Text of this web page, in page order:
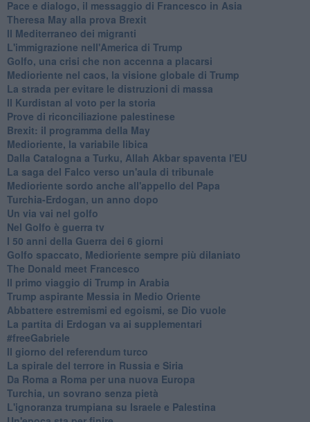
Pace e dialogo, il messaggio di Francesco in Asia
Theresa May alla prova Brexit
Il Mediterraneo dei migranti
L'immigrazione nell'America di Trump
Golfo, una crisi che non accenna a placarsi
Medioriente nel caos, la visione globale di Trump
La strada per evitare le distruzioni di massa
Il Kurdistan al voto per la storia
Prove di riconciliazione palestinese
Brexit: il programma della May
Medioriente, la variabile libica
Dalla Catalogna a Turku, Allah Akbar spaventa l'EU
La saga del Falco verso un'aula di tribunale
Medioriente sordo anche all'appello del Papa
Turchia-Erdogan, un anno dopo
Un via vai nel golfo
Nel Golfo è guerra tv
I 50 anni della Guerra dei 6 giorni
Golfo spaccato, Medioriente sempre più dilaniato
The Donald meet Francesco
Il primo viaggio di Trump in Arabia
Trump aspirante Messia in Medio Oriente
Abbattere estremismi ed egoismi, se Dio vuole
La partita di Erdogan va ai supplementari
#freeGabriele
Il giorno del referendum turco
La spirale del terrore in Russia e Siria
Da Roma a Roma per una nuova Europa
Turchia, un sovrano senza pietà
L'ignoranza trumpiana su Israele e Palestina